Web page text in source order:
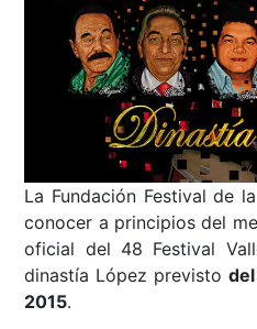
La Fundación Festival de
conocer a principios del
oficial del 48 Festival
dinastía López previsto
2015.